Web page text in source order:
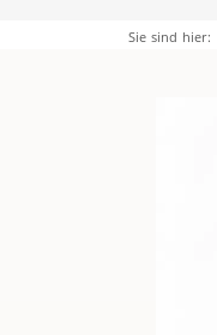
Sie sind hier: